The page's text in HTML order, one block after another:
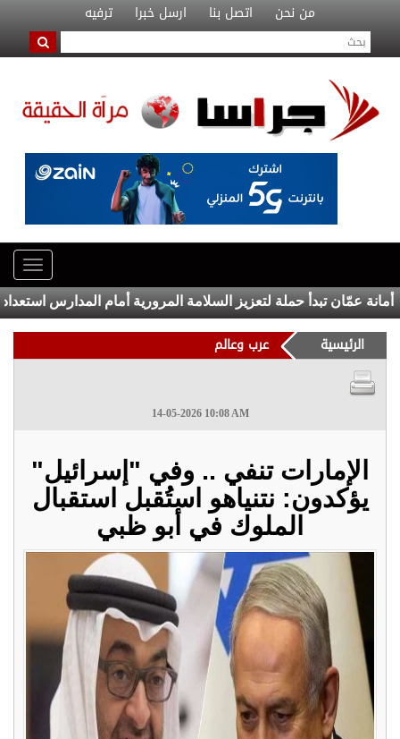
من نحن اتصل بنا ارسل خبرا ترفيه
عمّان تبدأ حملة لتعزيز السلامة المرورية أمام المدارس استعداداً
الرئيسية عرب وعالم
14-05-2026 10:08 AM
الإمارات تنفي .. وفي "إسرائيل"
يؤكدون: نتنياهو استُقبل استقبال
الملوك في أبو ظبي